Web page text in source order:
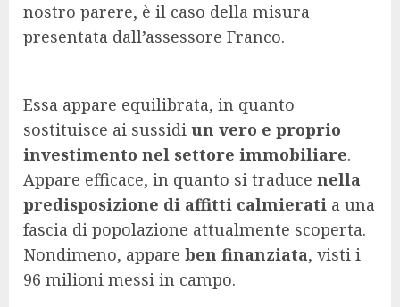
nostro parere, è il caso della misura
presentata dall’assessore Franco.
Essa appare equilibrata, in quanto
sostituisce ai sussidi un vero e proprio
investimento nel settore immobiliare.
Appare efficace, in quanto si traduce nella
predisposizione di affitti calmierati a una
fascia di popolazione attualmente scoperta.
Nondimeno, appare ben finanziata, visti i
96 milioni messi in campo.